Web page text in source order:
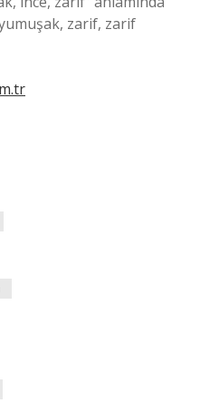
zarif, zarif